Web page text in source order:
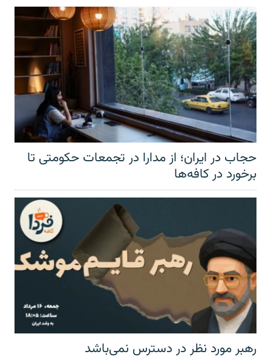
حجاب در ایران؛ از مدارا در تجمعات حکومتی تا
برخورد در کافه‌ها
رهبر مورد نظر در دسترس نمی‌باشد